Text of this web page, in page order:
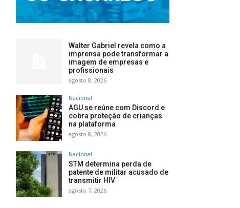
Walter Gabriel revela como a
imprensa pode transformar a
imagem de empresas e
profissionais
agosto 8, 2026
Nacional
AGU se reúne com Discord e
cobra proteção de crianças
na plataforma
agosto 8, 2026
Nacional
STM determina perda de
patente de militar acusado de
transmitir HIV
agosto 7, 2026